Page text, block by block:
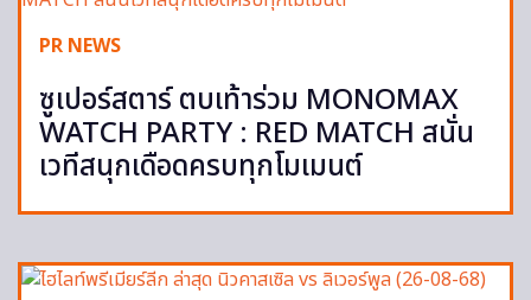
PR NEWS
ซูเปอร์สตาร์ ตบเท้าร่วม MONOMAX
WATCH PARTY : RED MATCH สนั่น
เวทีสนุกเดือดครบทุกโมเมนต์